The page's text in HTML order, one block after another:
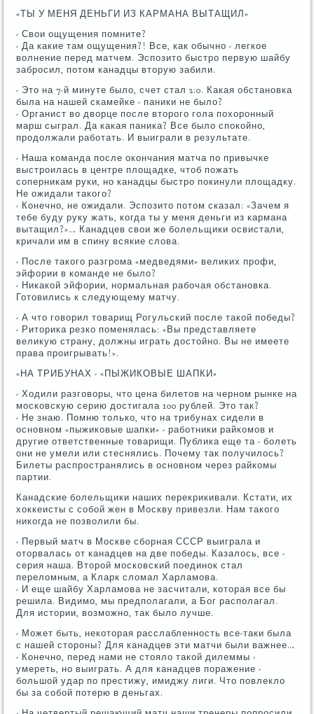
«ТЫ У МЕНЯ ДЕНЬГИ ИЗ КАРМАНА ВЫТАЩИЛ»
- Свои ощущения помните?
- Да какие там ощущения?! Все, как обычно - легкое
волнение перед матчем. Эспозито быстро первую шайбу
забросил, потом канадцы вторую забили.
- Это на 7-й минуте было, счет стал 2:0. Какая обстановка
была на нашей скамейке - паники не было?
- Органист во дворце после второго гола похоронный
марш сыграл. Да какая паника? Все было спокойно,
продолжали работать. И выиграли в результате.
- Наша команда после окончания матча по привычке
выстроилась в центре площадке, чтоб пожать
соперникам руки, но канадцы быстро покинули площадку.
Не ожидали такого?
- Конечно, не ожидали. Эспозито потом сказал: «Зачем я
тебе буду руку жать, когда ты у меня деньги из кармана
вытащил?»… Канадцев свои же болельщики освистали,
кричали им в спину всякие слова.
- После такого разгрома «медведями» великих профи,
эйфории в команде не было?
- Никакой эйфории, нормальная рабочая обстановка.
Готовились к следующему матчу.
- А что говорил товарищ Рогульский после такой победы?
- Риторика резко поменялась: «Вы представляете
великую страну, должны играть достойно. Вы не имеете
права проигрывать!».
«НА ТРИБУНАХ - «ПЫЖИКОВЫЕ ШАПКИ»
- Ходили разговоры, что цена билетов на черном рынке на
московскую серию достигала 100 рублей. Это так?
- Не знаю. Помню только, что на трибунах сидели в
основном «пыжиковые шапки» - работники райкомов и
другие ответственные товарищи. Публика еще та - болеть
они не умели или стеснялись. Почему так получилось?
Билеты распространялись в основном через райкомы
партии.
Канадские болельщики наших перекрикивали. Кстати, их
хоккеисты с собой жен в Москву привезли. Нам такого
никогда не позволили бы.
- Первый матч в Москве сборная СССР выиграла и
оторвалась от канадцев на две победы. Казалось, все -
серия наша. Второй московский поединок стал
переломным, а Кларк сломал Харламова.
- И еще шайбу Харламова не засчитали, которая все бы
решила. Видимо, мы предполагали, а Бог располагал.
Для истории, возможно, так было лучше.
- Может быть, некоторая расслабленность все-таки была
с нашей стороны? Для канадцев эти матчи были важнее…
- Конечно, перед нами не стояло такой дилеммы -
умереть, но выиграть. А для канадцев поражение -
большой удар по престижу, имиджу лиги. Что повлекло
бы за собой потерю в деньгах.